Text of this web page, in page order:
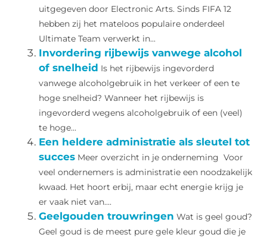
uitgegeven door Electronic Arts. Sinds FIFA 12
hebben zij het mateloos populaire onderdeel
Ultimate Team verwerkt in...
Invordering rijbewijs vanwege alcohol
of snelheid Is het rijbewijs ingevorderd
vanwege alcoholgebruik in het verkeer of een te
hoge snelheid? Wanneer het rijbewijs is
ingevorderd wegens alcoholgebruik of een (veel)
te hoge...
Een heldere administratie als sleutel tot
succes Meer overzicht in je onderneming Voor
veel ondernemers is administratie een noodzakelijk
kwaad. Het hoort erbij, maar echt energie krijg je
er vaak niet van....
Geelgouden trouwringen Wat is geel goud?
Geel goud is de meest pure gele kleur goud die je